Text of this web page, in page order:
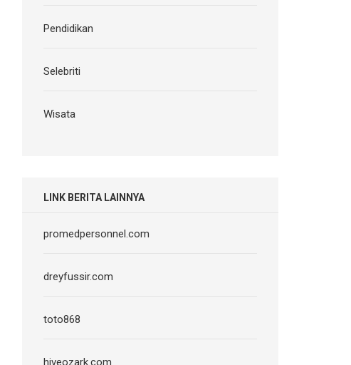
Pendidikan
Selebriti
Wisata
LINK BERITA LAINNYA
promedpersonnel.com
dreyfussir.com
toto868
hiveozark.com